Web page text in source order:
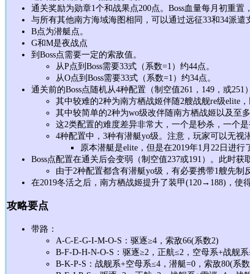
通关奖励为勋章1个和战果点200点。Boss血量每月初重置
与所有其他南方海域海图相同，可以通过远征33和34派遣
B点为潜艇点。
G和M是夜战点
到Boss点需要一定的索敌值。
从P点到Boss需要33式（系数=1）约44点。
从O点到Boss需要33式（系数=1）约34点。
通关前的Boss点随机从4种配置（制空值261，149，或251
其中较难的2种为南方栖战姬伴随2艘战舰re级elite
其中较简单的2种为wo级改伴随南方栖战姬以及至多
这2类配置的难度差异非常大，一个是秒杀，一个是
4种配置中，3种有潜艇yo级。注意，玩家可以无视
原本潜艇是elite，但是在2019年1月22日进行
Boss点配置在通关后会变弱（制空值237或191）。此时获
由于2种配置都含有潜艇yo级，有必要携带1艘先制
在2019冬活之后，南方栖战姬提升了装甲(120→188)，使
攻略要点
带路：
A-C-E-G-I-M-O-S：驱逐≥4，索敌66(系数2)
B-F-D-H-N-O-S：驱逐≥2，正航≤2，空母系+战舰
B-K-P-S：战舰系+空母系≤4，潜艇=0，索敌80(系